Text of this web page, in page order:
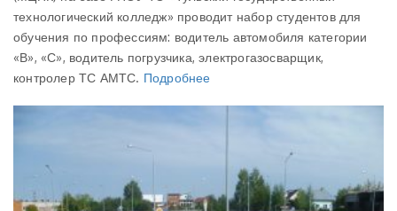
технологический колледж» проводит набор студентов для
обучения по профессиям: водитель автомобиля категории
«В», «С», водитель погрузчика, электрогазосварщик,
контролер ТС АМТС. Подробнее